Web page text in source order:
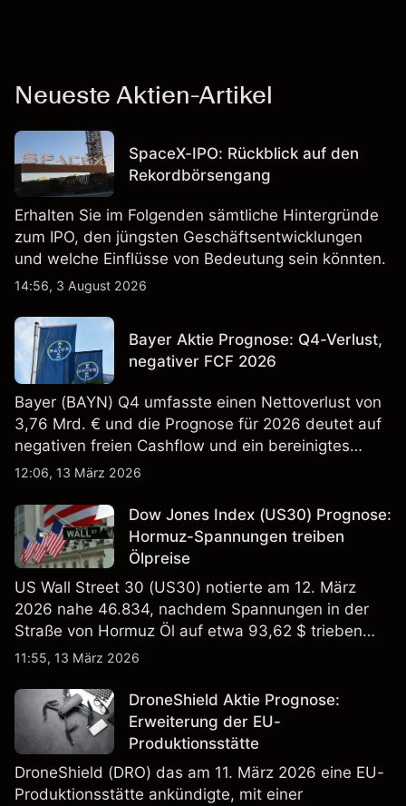
Neueste Aktien-Artikel
SpaceX-IPO: Rückblick auf den
Rekordbörsengang
Erhalten Sie im Folgenden sämtliche Hintergründe
zum IPO, den jüngsten Geschäftsentwicklungen
und welche Einflüsse von Bedeutung sein könnten.
14:56, 3 August 2026
Bayer Aktie Prognose: Q4-Verlust,
negativer FCF 2026
Bayer (BAYN) Q4 umfasste einen Nettoverlust von
3,76 Mrd. € und die Prognose für 2026 deutet auf
negativen freien Cashflow und ein bereinigtes
EBITDA von 9,6–10,1 Mrd. € hin. Die
verlässlicher Indikator für zukünftige Ergebnisse.
12:06, 13 März 2026
Dow Jones Index (US30) Prognose:
Hormuz-Spannungen treiben
Ölpreise
US Wall Street 30 (US30) notierte am 12. März
2026 nahe 46.834, nachdem Spannungen in der
Straße von Hormuz Öl auf etwa 93,62 $ trieben
und die US-Arbeitslosigkeit auf 4,4% stieg. Die
verlässlicher Indikator für zukünftige Ergebnisse.
11:55, 13 März 2026
DroneShield Aktie Prognose:
Erweiterung der EU-
Produktionsstätte
DroneShield (DRO) das am 11. März 2026 eine EU-
Produktionsstätte ankündigte, mit einer